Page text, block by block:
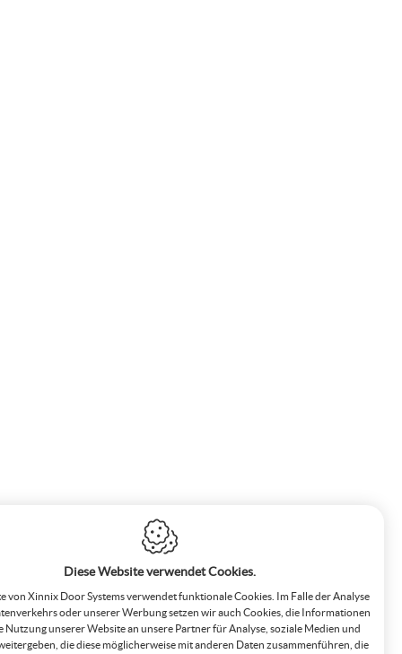
Diese Website verwendet Cookies.
von Xinnix Door Systems verwendet funktionale Cookies. Im Falle der Analyse
oder unserer Werbung setzen wir auch Cookies, die Informationen
Nutzung unserer Website an unsere Partner für Analyse, soziale Medien und
die diese möglicherweise mit anderen Daten zusammenführen, die